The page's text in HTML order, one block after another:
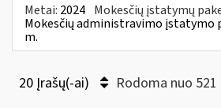
Metai: 2024 Mokesčių įstatymų
Mokesčių administravimo įstatymo
m.
20 Įrašų(-ai) Rodoma nuo